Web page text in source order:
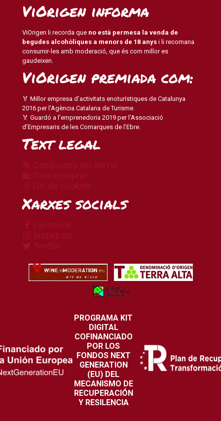
ViOrigen informa
ViOrigen li recorda que no està permesa la venda de
begudes alcohòliques a menors de 18 anys i li recomana
consumir-les amb moderació, que és com millor es
gaudeixen.
ViOrigen premiada com:
🏅 Millor empresa d’activitats enoturístiques de Catalunya
2016 per l’Agència Catalana de Turisme.
🏅 Guardó a l’emprenedoria 2019 per l’Associació
d’Empresaris de les Comarques de l’Ebre.
Text legal
Xarxes socials
PROGRAMA KIT
DIGITAL
COFINANCIADO
POR LOS
FONDOS NEXT
GENERATION
(EU) DEL
MECANISMO DE
RECUPERACIÓN
Y RESILENCIA